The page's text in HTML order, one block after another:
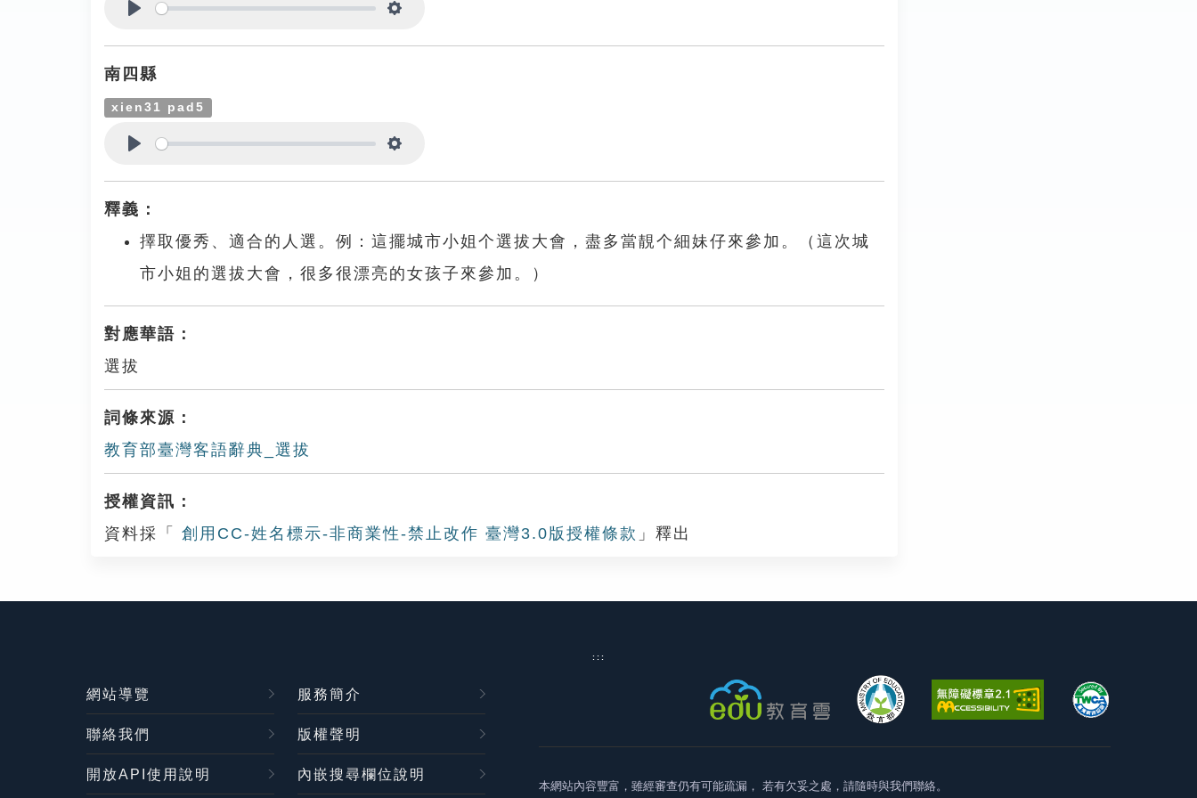
南四縣
xien31 pad5
釋義：
擇取優秀、適合的人選。例：這擺城市小姐个選拔大會，盡多當靚个細妹仔來參加。（這次城
市小姐的選拔大會，很多很漂亮的女孩子來參加。）
對應華語：
選拔
詞條來源：
教育部臺灣客語辭典_選拔
授權資訊：
資料採「
創用CC-姓名標示-非商業性-禁止改作 臺灣3.0版授權條款 」釋出
:::
網站導覽 服務簡介
聯絡我們 版權聲明
開放API使用說明 內嵌搜尋欄位說明
本網站內容豐富，雖經審查仍有可能疏漏， 若有欠妥之處，請隨時與我們聯絡。